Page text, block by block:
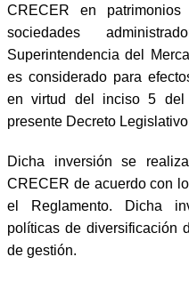
CRECER en patrimonios
sociedades
Superintendencia del
es considerado para
en virtud del inciso 5 del
presente Decreto
Dicha inversión se
CRECER de acuerdo con
el Reglamento. Dicha
políticas de diversificación
de gestión.